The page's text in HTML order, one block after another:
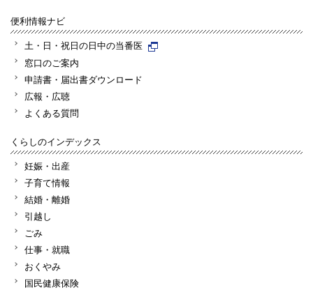
便利情報ナビ
土・日・祝日の日中の当番医
窓口のご案内
申請書・届出書ダウンロード
広報・広聴
よくある質問
くらしのインデックス
妊娠・出産
子育て情報
結婚・離婚
引越し
ごみ
仕事・就職
おくやみ
国民健康保険